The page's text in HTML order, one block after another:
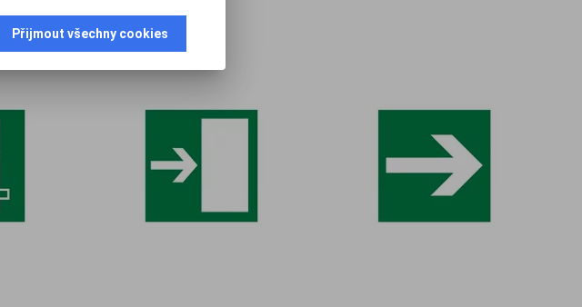
Přijmout všechny cookies